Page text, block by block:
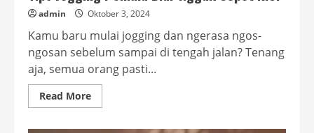
admin Oktober 3, 2024
Kamu baru mulai jogging dan ngerasa ngos-
ngosan sebelum sampai di tengah jalan? Tenang
aja, semua orang pasti...
Read MoreRead
more